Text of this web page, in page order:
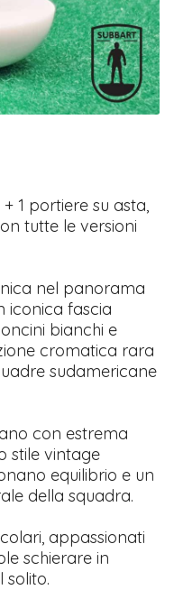
1 portiere su asta,
tutte le versioni
nel panorama
iconica fascia
bianchi e
cromatica rara
sudamericane
con estrema
stile vintage
equilibrio e un
della squadra.
appassionati
schierare in
solito.